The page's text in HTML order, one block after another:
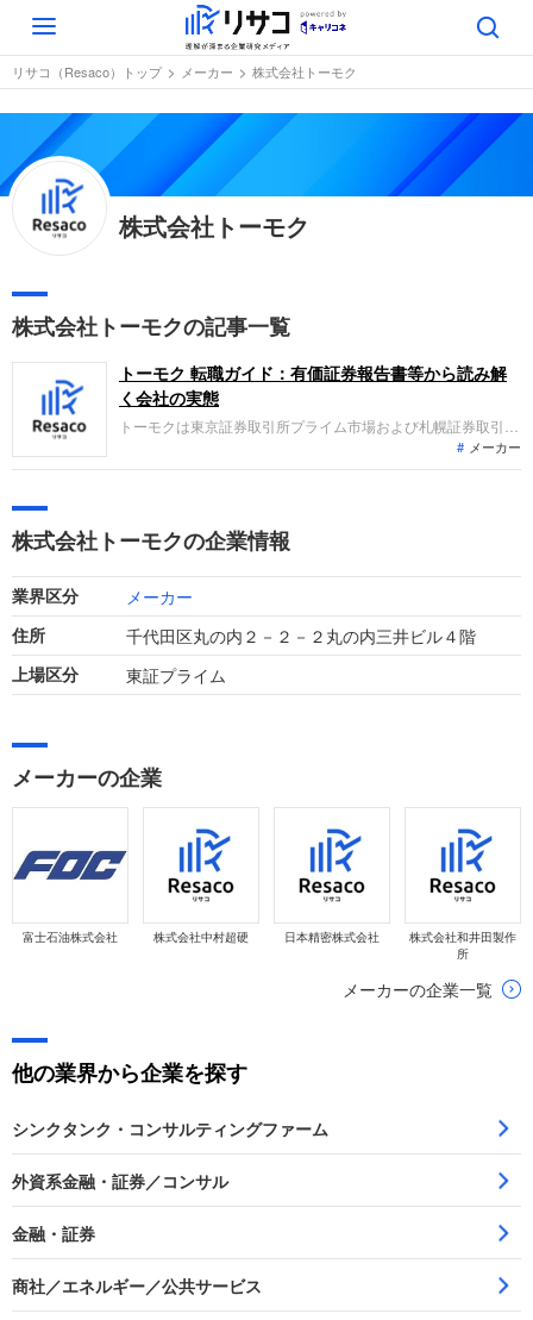
Toggle
navigation
リサコ（Resaco）トップ メーカー 株式会社トーモク
株式会社トーモク
株式会社トーモクの記事一覧
トーモク 転職ガイド：有価証券報告書等から読み解
く会社の実態
トーモクは東京証券取引所プライム市場および札幌証券取引所
に上場し、段ボール、住宅、運輸倉庫を主要事業として展開し
ています。直近の業績では、製品価格の改定効果などにより増
す。
メーカー
株式会社トーモクの企業情報
業界区分 メーカー
住所 千代田区丸の内２－２－２丸の内三井ビル４階
上場区分 東証プライム
メーカーの企業
富士石油株式会社 株式会社中村超硬 日本精密株式会社
株式会社和井田製作
所
メーカーの企業一覧
他の業界から企業を探す
シンクタンク・コンサルティングファーム
外資系金融・証券／コンサル
金融・証券
商社／エネルギー／公共サービス